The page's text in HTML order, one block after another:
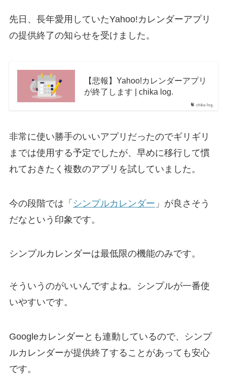
先日、長年愛用していたYahoo!カレンダーアプリ
の提供終了の知らせを受けました。
chika log.
【悲報】Yahoo!カレンダーアプリ
が終了します | chika log.
非常に使い勝手のいいアプリだったのでギリギリ
までは使用する予定でしたが、早めに移行して慣
れておきたく複数のアプリを試していました。
今の段階では「 シンプルカレンダー 」が良さそう
だなという印象です。
シンプルカレンダーは最低限の機能のみです。
そういうのがいいんですよね。シンプルが一番使
いやすいです。
Googleカレンダーとも連動しているので、シンプ
ルカレンダーが提供終了することがあっても安心
です。